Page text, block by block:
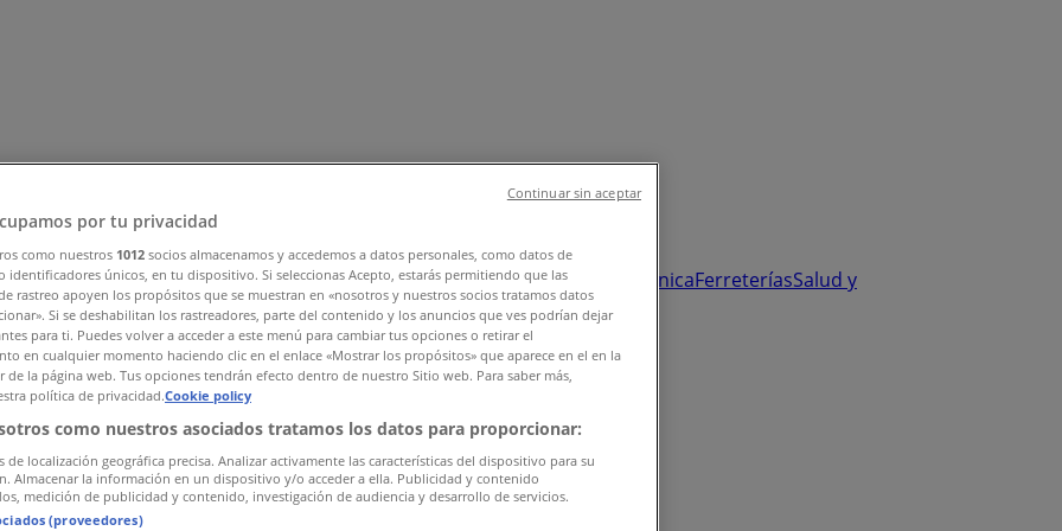
Zapatos y AccesoriosEl Regreso A ClasesHogarFarmacias y Salud ElectrónicaFerreteríasSalud y
y PapeleríasOcioNiñosViajes y EntretenimientoÓpticas
por tu privacidad
como nuestros 1012 socios almacenamos y accedemos a datos personales, como datos de
identificadores únicos, en tu dispositivo. Si seleccionas Acepto, estarás permitiendo que las
rastreo apoyen los propósitos que se muestran en «nosotros y nuestros socios tratamos datos
Si se deshabilitan los rastreadores, parte del contenido y los anuncios que ves podrían dejar
para ti. Puedes volver a acceder a este menú para cambiar tus opciones o retirar el
en cualquier momento haciendo clic en el enlace «Mostrar los propósitos» que aparece en el en la
de la página web. Tus opciones tendrán efecto dentro de nuestro Sitio web. Para saber más,
política de privacidad.Cookie policy
como nuestros asociados tratamos los datos para proporcionar:
de localización geográfica precisa. Analizar activamente las características del dispositivo para su
Almacenar la información en un dispositivo y/o acceder a ella. Publicidad y contenido
medición de publicidad y contenido, investigación de audiencia y desarrollo de servicios.
(proveedores)
Continuar sin aceptar